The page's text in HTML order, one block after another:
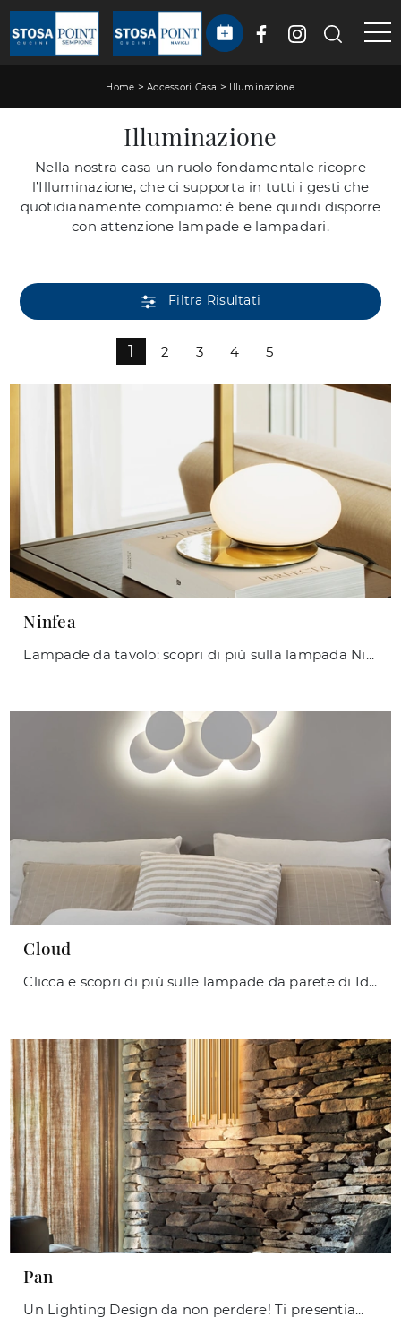
Home >Accessori Casa > Illuminazione
Illuminazione
Nella nostra casa un ruolo fondamentale ricopre
l’Illuminazione, che ci supporta in tutti i gesti che
quotidianamente compiamo: è bene quindi disporre
con attenzione lampade e lampadari.
Filtra Risultati
1 2 3 4 5
Ninfea
Lampade da tavolo: scopri di più sulla lampada Ninfea in metallo che ti presentiamo.
Cloud
Clicca e scopri di più sulle lampade da parete di Ideal Lux: il modello Cloud in metallo ti sta aspettando!
Pan
Un Lighting Design da non perdere! Ti presentiamo la lampada da parete Pan di Ideal Lux.